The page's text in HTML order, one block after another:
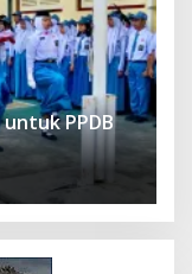
PPDB